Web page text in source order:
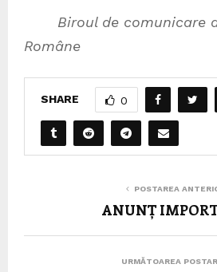
Biroul de comunicare
Române
SHARE 0
POSTAREA
ANUNȚ
URMĂTOAREA